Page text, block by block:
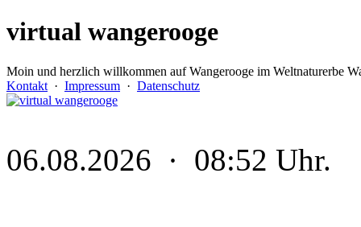
virtual wangerooge
Moin und herzlich willkommen auf Wangerooge im Weltnaturerbe
Kontakt · Impressum · Datenschutz
06.08.2026 · 08:52 Uhr.